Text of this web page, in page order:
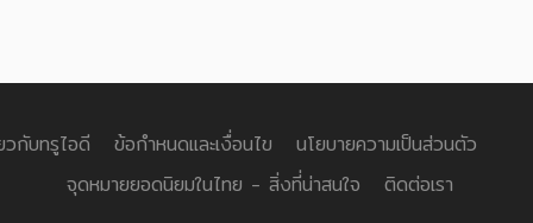
วกับทรูไอดี ข้อกำหนดและเงื่อนไข
นโยบายความเป็นส่วนตัว
จุดหมายยอดนิยมในไทย - สิ่งที่น่าสนใจ
ติดต่อเรา